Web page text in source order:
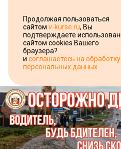
Продолжая пользоваться
сайтом v-kurse.ru, Вы
подтверждаете
сайтом cookies Вашего
браузера?
и соглашаетесь на обработку
персональных данных